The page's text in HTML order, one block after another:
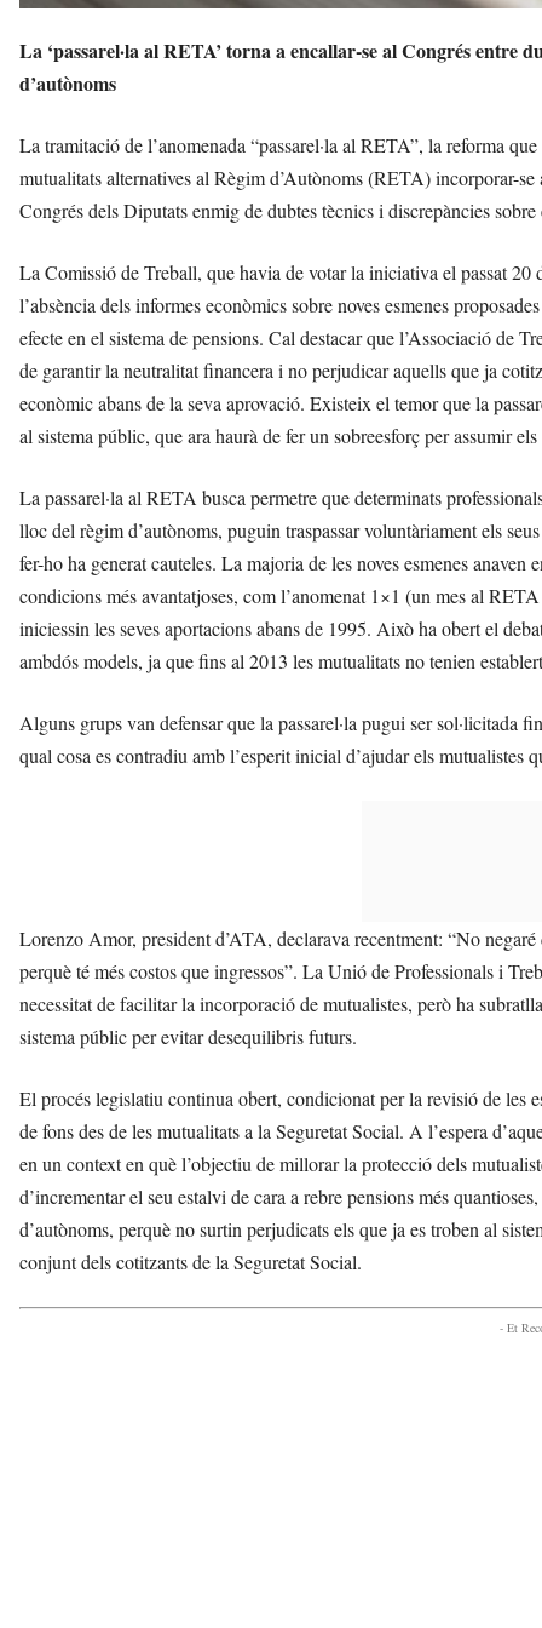
La ‘passarel·la al RETA’ torna a encallar-se al Congrés entre
d’autònoms
La tramitació de l’anomenada “passarel·la al RETA”, la reforma
mutualitats alternatives al Règim d’Autònoms (RETA) incorporar-
Congrés dels Diputats enmig de dubtes tècnics i discrepàncies sobre
La Comissió de Treball, que havia de votar la iniciativa el passat
l’absència dels informes econòmics sobre noves esmenes
efecte en el sistema de pensions. Cal destacar que l’Associació de
de garantir la neutralitat financera i no perjudicar aquells que ja
econòmic abans de la seva aprovació. Existeix el temor que la
al sistema públic, que ara haurà de fer un sobreesforç per assumir
La passarel·la al RETA busca permetre que determinats
lloc del règim d’autònoms, puguin traspassar voluntàriament els
fer-ho ha generat cauteles. La majoria de les noves esmenes
condicions més avantatjoses, com l’anomenat 1×1 (un mes al
iniciessin les seves aportacions abans de 1995. Això ha obert el
ambdós models, ja que fins al 2013 les mutualitats no tenien
Alguns grups van defensar que la passarel·la pugui ser sol·licitada
qual cosa es contradiu amb l’esperit inicial d’ajudar els mutualistes
Lorenzo Amor, president d’ATA, declarava recentment: “No
perquè té més costos que ingressos”. La Unió de Professionals i
necessitat de facilitar la incorporació de mutualistes, però ha
sistema públic per evitar desequilibris futurs.
El procés legislatiu continua obert, condicionat per la revisió de les
de fons des de les mutualitats a la Seguretat Social. A l’espera
en un context en què l’objectiu de millorar la protecció dels
d’incrementar el seu estalvi de cara a rebre pensions més
d’autònoms, perquè no surtin perjudicats els que ja es troben al
conjunt dels cotitzants de la Seguretat Social.
- Et